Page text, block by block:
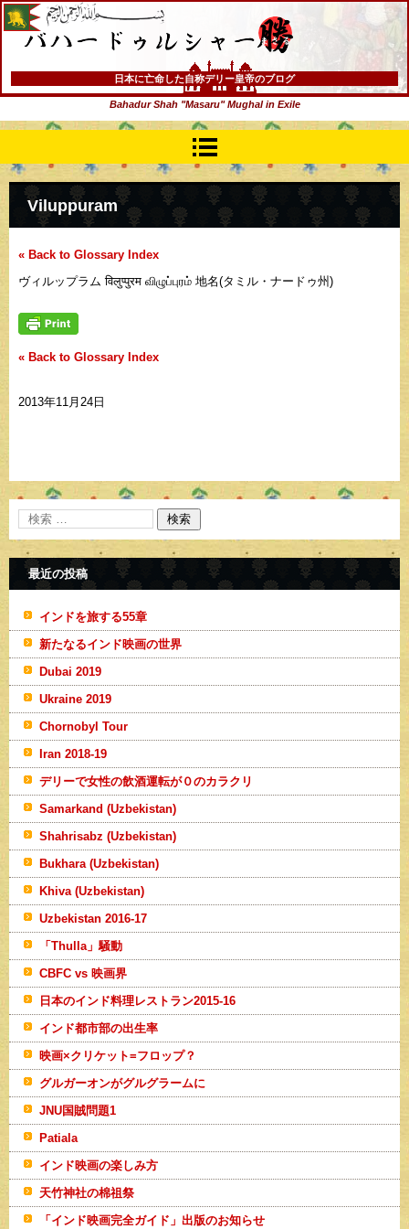
バハードゥルシャー勝(まさる)
日本に亡命した自称デリー皇帝のブログ
Bahadur Shah "Masaru" Mughal in Exile
Viluppuram
« Back to Glossary Index
ヴィルップラム विलुप्पुरम விழுப்புரம் 地名(タミル・ナードゥ州)
« Back to Glossary Index
2013年11月24日
最近の投稿
インドを旅する55章
新たなるインド映画の世界
Dubai 2019
Ukraine 2019
Chornobyl Tour
Iran 2018-19
デリーで女性の飲酒運転が０のカラクリ
Samarkand (Uzbekistan)
Shahrisabz (Uzbekistan)
Bukhara (Uzbekistan)
Khiva (Uzbekistan)
Uzbekistan 2016-17
「Thulla」騒動
CBFC vs 映画界
日本のインド料理レストラン2015-16
インド都市部の出生率
映画×クリケット=フロップ？
グルガーオンがグルグラームに
JNU国賊問題1
Patiala
インド映画の楽しみ方
天竹神社の棉祖祭
「インド映画完全ガイド」出版のお知らせ